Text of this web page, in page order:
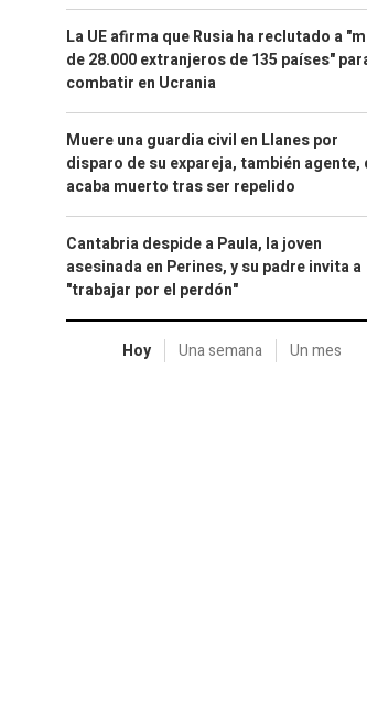
La UE afirma que Rusia ha reclutado a
de 28.000 extranjeros de 135 países"
combatir en Ucrania
Muere una guardia civil en Llanes por
disparo de su expareja, también agente,
acaba muerto tras ser repelido
Cantabria despide a Paula, la joven
asesinada en Perines, y su padre invita a
"trabajar por el perdón"
Hoy Una semana Un mes